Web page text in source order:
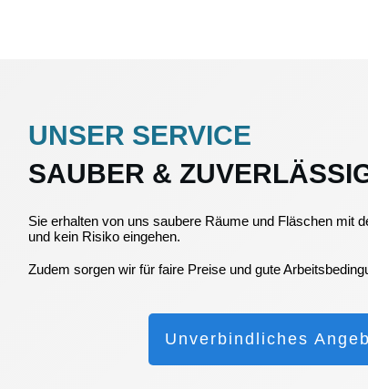
UNSER SERVICE
SAUBER &
Sie erhalten von uns saubere Räume und Fläschen mit
und kein Risiko eingehen.
Zudem sorgen wir für faire Preise und gute
Unverbindliches